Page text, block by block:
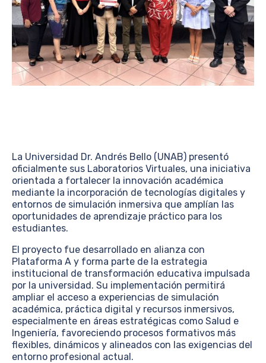
La Universidad Dr. Andrés Bello (UNAB) presentó
oficialmente sus Laboratorios Virtuales, una iniciativa
orientada a fortalecer la innovación académica
mediante la incorporación de tecnologías digitales y
entornos de simulación inmersiva que amplían las
oportunidades de aprendizaje práctico para los
estudiantes.
El proyecto fue desarrollado en alianza con
Plataforma A y forma parte de la estrategia
institucional de transformación educativa impulsada
por la universidad. Su implementación permitirá
ampliar el acceso a experiencias de simulación
académica, práctica digital y recursos inmersivos,
especialmente en áreas estratégicas como Salud e
Ingeniería, favoreciendo procesos formativos más
flexibles, dinámicos y alineados con las exigencias del
entorno profesional actual.